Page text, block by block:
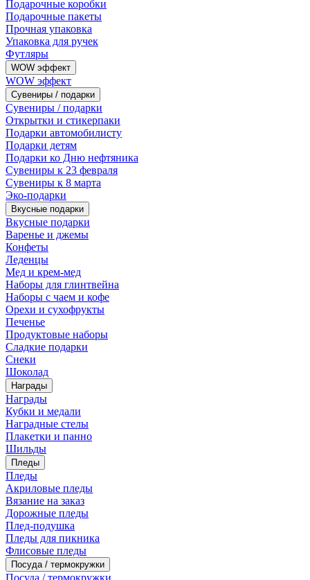
Подарочные коробки
Подарочные пакеты
Прочная упаковка
Упаковка для ручек
Футляры
WOW эффект
WOW эффект
Сувениры / подарки
Сувениры / подарки
Открытки и стикерпаки
Подарки автомобилисту
Подарки детям
Подарки ко Дню нефтяника
Сувениры к 23 февраля
Сувениры к 8 марта
Эко-подарки
Вкусные подарки
Вкусные подарки
Варенье и джемы
Конфеты
Леденцы
Мед и крем-мед
Наборы для глинтвейна
Наборы с чаем и кофе
Орехи и сухофрукты
Печенье
Продуктовые наборы
Сладкие подарки
Снеки
Шоколад
Награды
Награды
Кубки и медали
Наградные стелы
Плакетки и панно
Шильды
Пледы
Пледы
Акриловые пледы
Вязание на заказ
Дорожные пледы
Плед-подушка
Пледы для пикника
Флисовые пледы
Посуда / термокружки
Посуда / термокружки